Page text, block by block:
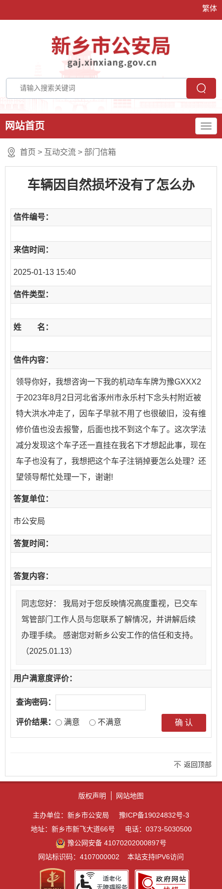
繁体
网站首页
首页 > 互动交流 > 部门信箱
车辆因自然损坏没有了怎么办
信件编号：
来信时间：
2025-01-13 15:40
信件类型：
姓 名：
信件内容：
领导你好，我想咨询一下我的机动车车牌为豫GXXX2
于2023年8月2日河北省涿州市永乐村下念头村附近被
特大洪水冲走了，因车子早就不用了也很破旧，没有维
修价值也没去报警，后面也找不到这个车了。这次学法
减分发现这个车子还一直挂在我名下才想起此事，现在
车子也没有了，我想把这个车子注销掉要怎么处理？还
望领导帮忙处理一下，谢谢!
答复单位：
市公安局
答复时间：
答复内容：
同志您好： 我局对于您反映情况高度重视，已交车
驾管部门工作人员与您联系了解情况，并讲解后续
办理手续。 感谢您对新乡公安工作的信任和支持。
（2025.01.13）
用户满意度评价：
查询密码：
评价结果： 满意 不满意
返回顶部
版权声明 网站地图
主办单位：新乡市公安局
豫ICP备19024832号-3
地址：新乡市新飞大道66号
电话：0373-5030500
豫公网安备 41070202000897号
网站标识码：4107000002
本站支持IPV6访问